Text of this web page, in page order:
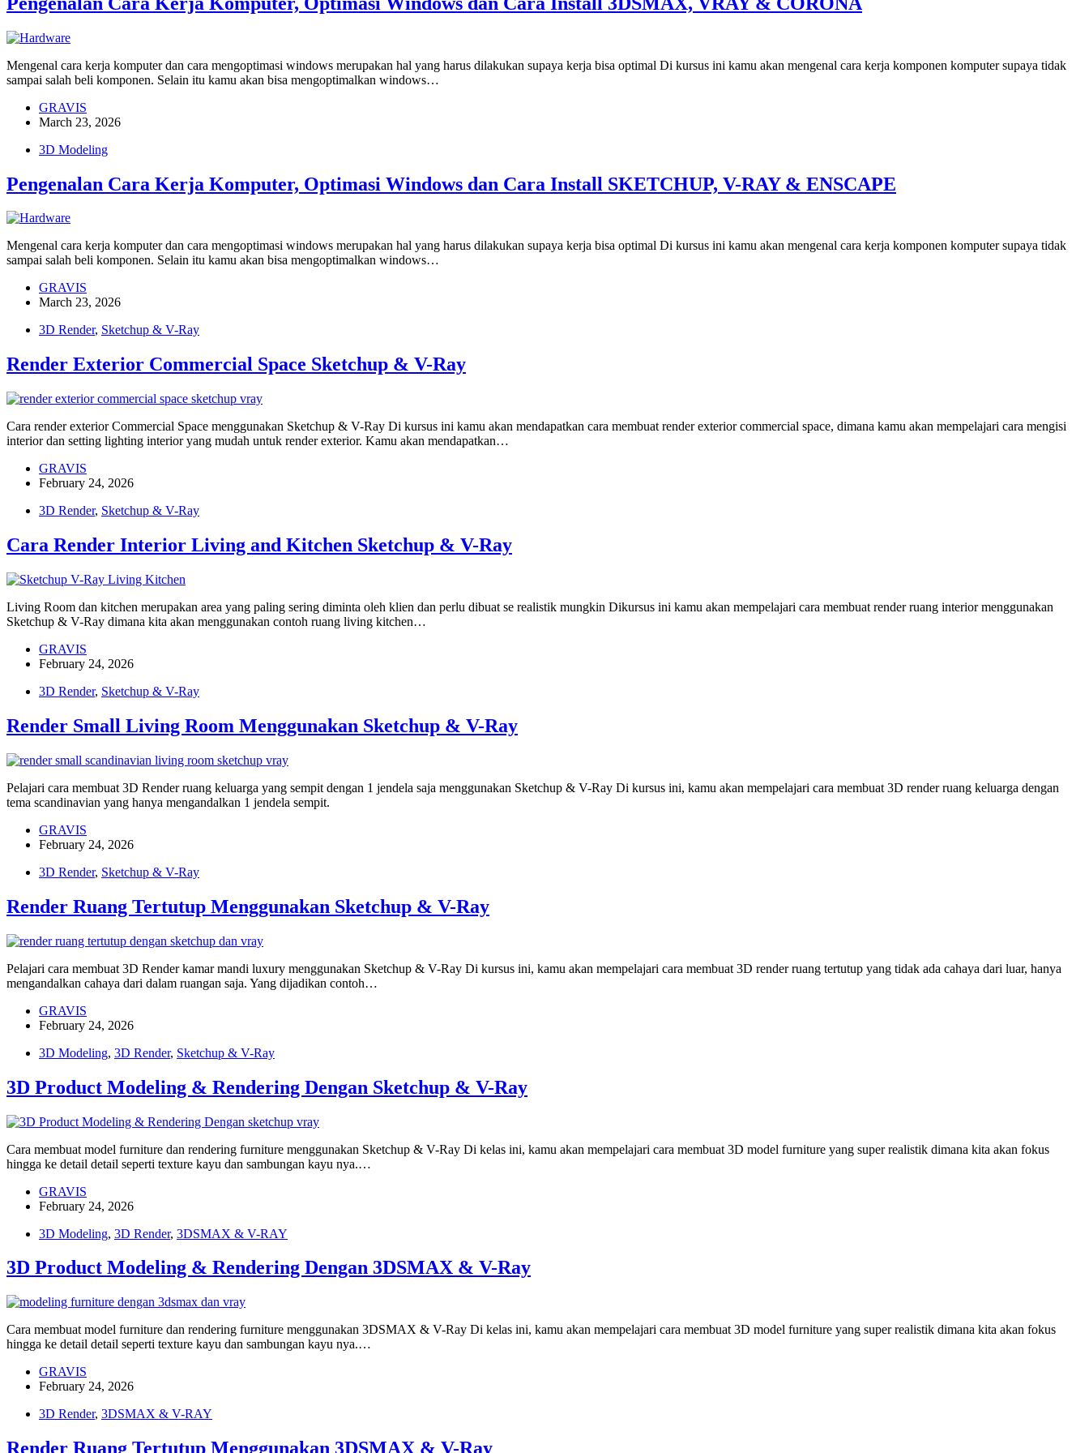
Mengenal cara kerja komputer dan cara mengoptimasi windows merupakan hal yang harus dilakukan supaya kerja bisa optimal Di kursus ini kamu akan mengenal cara kerja komponen komputer supaya tidak
sampai salah beli komponen. Selain itu kamu akan bisa mengoptimalkan windows…
GRAVIS
March 23, 2026
3D Modeling
Pengenalan Cara Kerja Komputer, Optimasi Windows dan Cara Install SKETCHUP, V-RAY & ENSCAPE
Mengenal cara kerja komputer dan cara mengoptimasi windows merupakan hal yang harus dilakukan supaya kerja bisa optimal Di kursus ini kamu akan mengenal cara kerja komponen komputer supaya tidak
sampai salah beli komponen. Selain itu kamu akan bisa mengoptimalkan windows…
GRAVIS
March 23, 2026
3D Render, Sketchup & V-Ray
Render Exterior Commercial Space Sketchup & V-Ray
Cara render exterior Commercial Space menggunakan Sketchup & V-Ray Di kursus ini kamu akan mendapatkan cara membuat render exterior commercial space, dimana kamu akan mempelajari cara mengisi
interior dan setting lighting interior yang mudah untuk render exterior. Kamu akan mendapatkan…
GRAVIS
February 24, 2026
3D Render, Sketchup & V-Ray
Cara Render Interior Living and Kitchen Sketchup & V-Ray
Living Room dan kitchen merupakan area yang paling sering diminta oleh klien dan perlu dibuat se realistik mungkin Dikursus ini kamu akan mempelajari cara membuat render ruang interior menggunakan
Sketchup & V-Ray dimana kita akan menggunakan contoh ruang living kitchen…
GRAVIS
February 24, 2026
3D Render, Sketchup & V-Ray
Render Small Living Room Menggunakan Sketchup & V-Ray
Pelajari cara membuat 3D Render ruang keluarga yang sempit dengan 1 jendela saja menggunakan Sketchup & V-Ray Di kursus ini, kamu akan mempelajari cara membuat 3D render ruang keluarga dengan
tema scandinavian yang hanya mengandalkan 1 jendela sempit.
GRAVIS
February 24, 2026
3D Render, Sketchup & V-Ray
Render Ruang Tertutup Menggunakan Sketchup & V-Ray
Pelajari cara membuat 3D Render kamar mandi luxury menggunakan Sketchup & V-Ray Di kursus ini, kamu akan mempelajari cara membuat 3D render ruang tertutup yang tidak ada cahaya dari luar, hanya
mengandalkan cahaya dari dalam ruangan saja. Yang dijadikan contoh…
GRAVIS
February 24, 2026
3D Modeling, 3D Render, Sketchup & V-Ray
3D Product Modeling & Rendering Dengan Sketchup & V-Ray
Cara membuat model furniture dan rendering furniture menggunakan Sketchup & V-Ray Di kelas ini, kamu akan mempelajari cara membuat 3D model furniture yang super realistik dimana kita akan fokus
hingga ke detail detail seperti texture kayu dan sambungan kayu nya.…
GRAVIS
February 24, 2026
3D Modeling, 3D Render, 3DSMAX & V-RAY
3D Product Modeling & Rendering Dengan 3DSMAX & V-Ray
Cara membuat model furniture dan rendering furniture menggunakan 3DSMAX & V-Ray Di kelas ini, kamu akan mempelajari cara membuat 3D model furniture yang super realistik dimana kita akan fokus
hingga ke detail detail seperti texture kayu dan sambungan kayu nya.…
GRAVIS
February 24, 2026
3D Render, 3DSMAX & V-RAY
Render Ruang Tertutup Menggunakan 3DSMAX & V-Ray